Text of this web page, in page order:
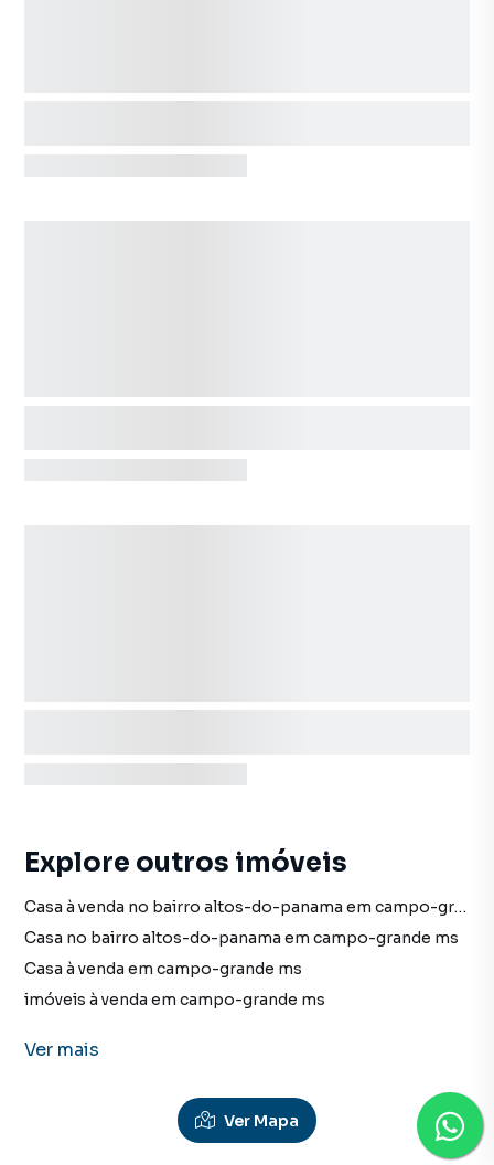
Explore outros imóveis
Casa à venda no bairro altos-do-panama em campo-grande ms com 2 vagas
Casa no bairro altos-do-panama em campo-grande ms
Casa à venda em campo-grande ms
imóveis à venda em campo-grande ms
Ver mais
Ver Mapa